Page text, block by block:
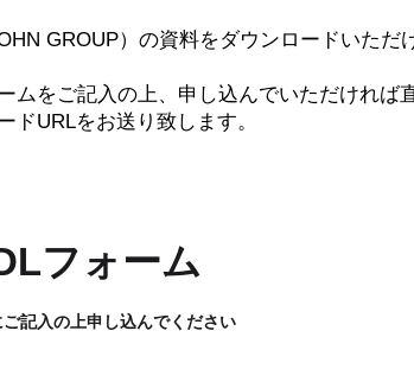
GROUP）の資料をダウンロードいただ
ムをご記入の上、申し込んでいただければ
ドURLをお送り致します。
フォーム
記入の上申し込んでください